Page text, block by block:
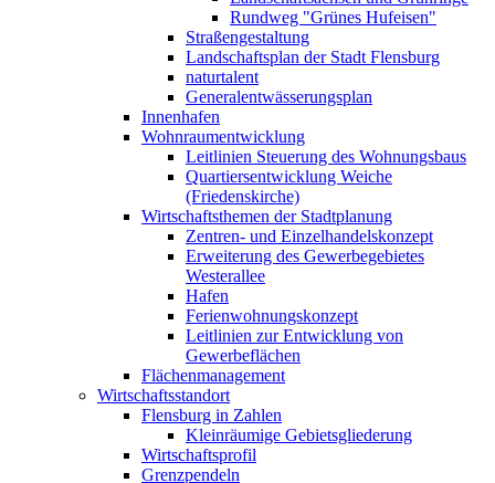
Rundweg "Grünes Hufeisen"
Straßengestaltung
Landschaftsplan der Stadt Flensburg
naturtalent
Generalentwässerungsplan
Innenhafen
Wohnraumentwicklung
Leitlinien Steuerung des Wohnungsbaus
Quartiersentwicklung Weiche
(Friedenskirche)
Wirtschaftsthemen der Stadtplanung
Zentren- und Einzelhandelskonzept
Erweiterung des Gewerbegebietes
Westerallee
Hafen
Ferienwohnungskonzept
Leitlinien zur Entwicklung von
Gewerbeflächen
Flächenmanagement
Wirtschaftsstandort
Flensburg in Zahlen
Kleinräumige Gebietsgliederung
Wirtschaftsprofil
Grenzpendeln